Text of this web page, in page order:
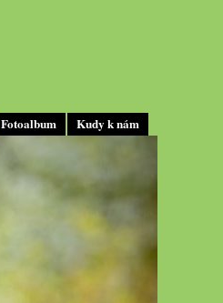
Fotoalbum Kudy k nám